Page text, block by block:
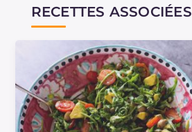
RECETTES ASSOCIÉES